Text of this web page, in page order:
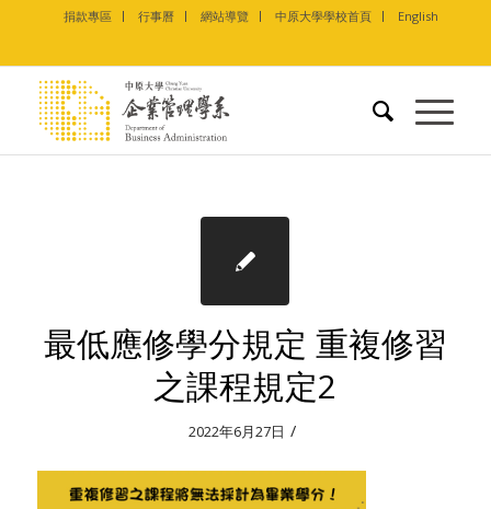
捐款專區 行事曆 網站導覽 中原大學學校首頁 English
最低應修學分規定 重複修習
之課程規定2
2022年6月27日 /